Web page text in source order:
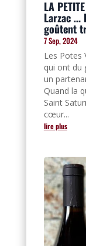
LA
Larzac …
goûtent
7 Sep, 2024
Les Potes
qui ont du
un
Quand la
Saint
cœur...
lire plus